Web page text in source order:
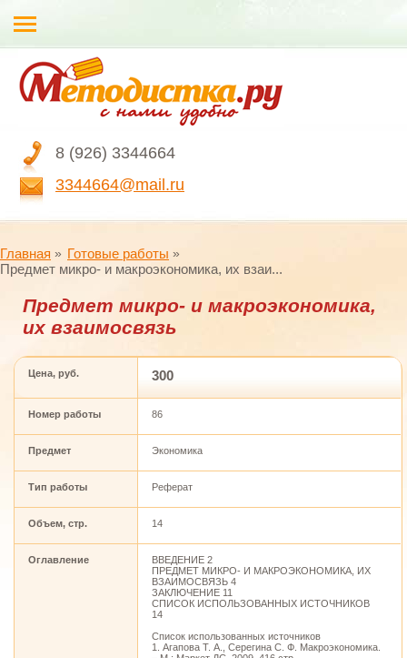
8 (926) 3344664
3344664@mail.ru
Главная
Готовые работы
Предмет микро- и макроэкономика, их взаи...
Предмет микро- и макроэкономика,
их взаимосвязь
Цена, руб. 300
Номер работы 86
Предмет Экономика
Тип работы Реферат
Объем, стр. 14
Оглавление
ВВЕДЕНИЕ 2
ПРЕДМЕТ МИКРО- И МАКРОЭКОНОМИКА, ИХ
ВЗАИМОСВЯЗЬ 4
ЗАКЛЮЧЕНИЕ 11
СПИСОК ИСПОЛЬЗОВАННЫХ ИСТОЧНИКОВ
14
Список использованных источников
1. Агапова Т. А., Серегина С. Ф. Макроэкономика.